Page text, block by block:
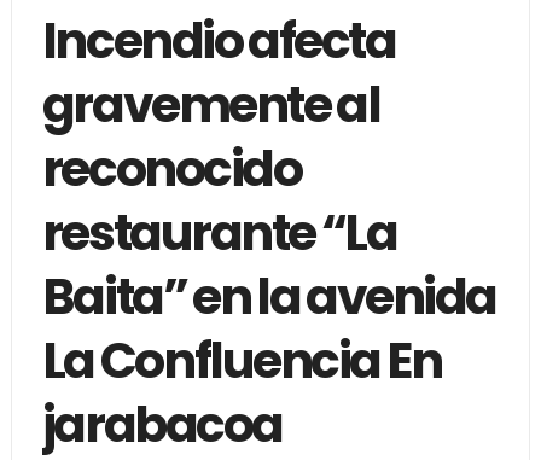
Incendio afecta
gravemente al
reconocido
restaurante “La
Baita” en la avenida
La Confluencia En
jarabacoa